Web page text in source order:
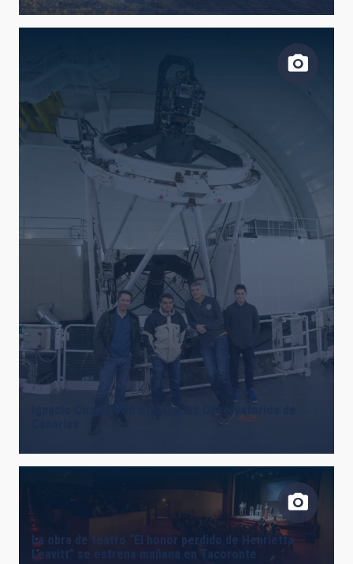
Ignacio Cirac visitó el IAC y los Observatorios de
La obra de teatro “El honor perdido de Henrietta
Leavitt” se estrena mañana en Tacoronte